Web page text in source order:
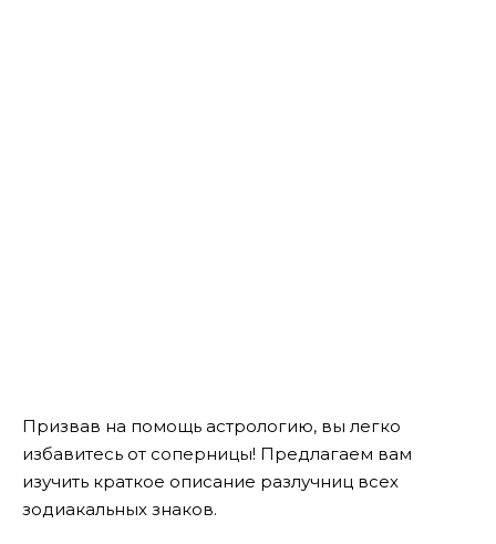
Призвав на помощь астрологию, вы легко
избавитесь от соперницы! Предлагаем вам
изучить краткое описание разлучниц всех
зодиакальных знаков.